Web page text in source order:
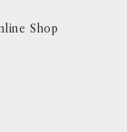
Shop